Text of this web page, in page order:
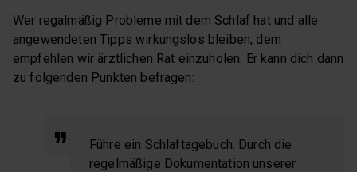
Wer regalmäßig Probleme mit dem Schlaf hat und alle
angewendeten Tipps wirkungslos bleiben, dem
empfehlen wir ärztlichen Rat einzuholen. Er kann dich dann
zu folgenden Punkten befragen:
Führe ein Schlaftagebuch. Durch die
regelmäßige Dokumentation unserer